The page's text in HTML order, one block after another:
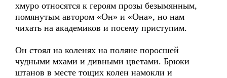
хмуро относятся к героям прозы безымянным,
помянутым автором «Он» и «Она», но нам
чихать на академиков и посему приступим.
Он стоял на коленях на поляне поросшей
чудными мхами и дивными цветами. Брюки
штанов в месте тощих колен намокли и